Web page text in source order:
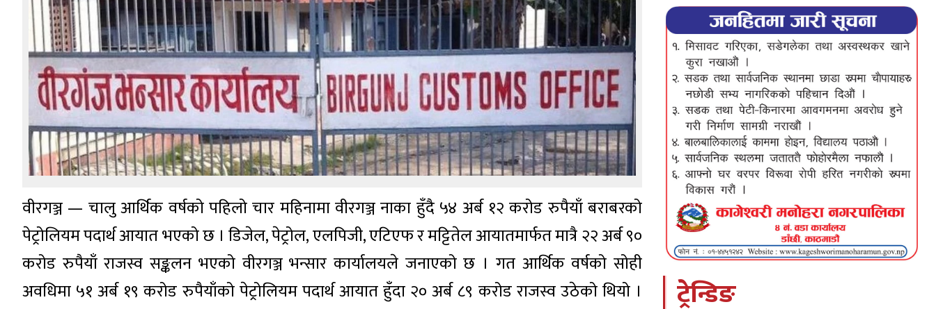
वीरगञ्ज — चालु आर्थिक वर्षको पहिलो चार महिनामा वीरगञ्ज नाका हुँदै ५४ अर्ब १२ करोड रुपैयाँ बराबरको
पेट्रोलियम पदार्थ आयात भएको छ । डिजेल, पेट्रोल, एलपिजी, एटिएफ र मट्टितेल आयातमार्फत मात्रै २२ अर्ब ९०
करोड रुपैयाँ राजस्व सङ्कलन भएको वीरगञ्ज भन्सार कार्यालयले जनाएको छ । गत आर्थिक वर्षको सोही
अवधिमा ५१ अर्ब १९ करोड रुपैयाँको पेट्रोलियम पदार्थ आयात हुँदा २० अर्ब ८९ करोड राजस्व उठेको थियो ।
ट्रेन्डिङ